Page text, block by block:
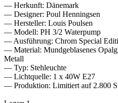
— Herkunft: Dänemark
— Designer: Poul Henningsen
— Hersteller: Louis Poulsen
— Modell: PH 3/2 Waterpump
— Ausführung: Chrom Special
— Material: Mundgeblasenes
Metall
— Typ: Stehleuchte
— Lichtquelle: 1 x 40W E27
— Produktion: Limitiert auf 2.800